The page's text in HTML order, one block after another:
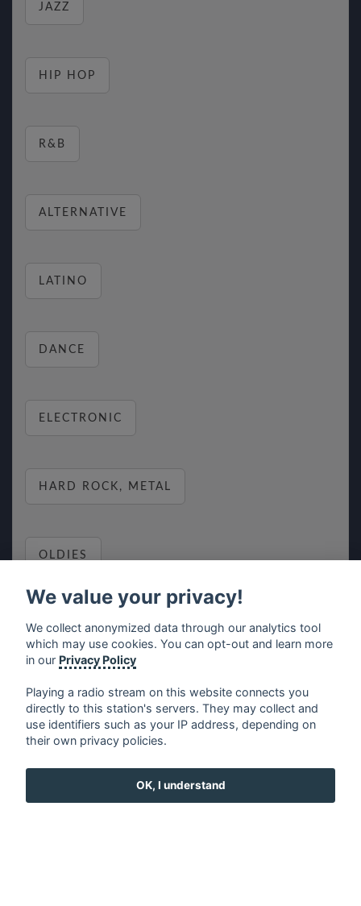
JAZZ
HIP HOP
R&B
ALTERNATIVE
LATINO
DANCE
ELECTRONIC
HARD ROCK, METAL
OLDIES
BLUES
COUNTRY
We value your privacy!
We collect anonymized data through our analytics tool
which may use cookies. You can opt-out and learn more
in our Privacy Policy
Playing a radio stream on this website connects you
directly to this station's servers. They may collect and
use identifiers such as your IP address, depending on
their own privacy policies.
OK, I understand